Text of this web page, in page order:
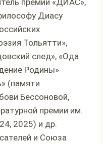
премии «ДИАС»,
Диасу
Тольятти»,
след», «Ода
Родины»
(памяти
Бессоновой,
премии им.
2025) и др.
и Союза